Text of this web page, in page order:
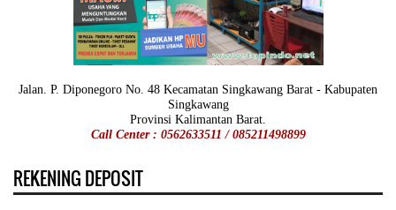
Jalan. P. Diponegoro No. 48 Kecamatan Singkawang Barat - Kabupaten
Singkawang
Provinsi Kalimantan Barat.
Call Center : 0562633511 / 085211498899
REKENING DEPOSIT